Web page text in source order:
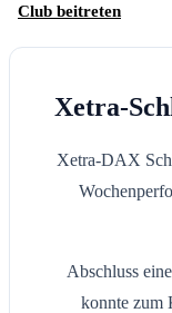
Club beitreten
Xetra-
Xetra-DAX
Abschluss
konnte zum